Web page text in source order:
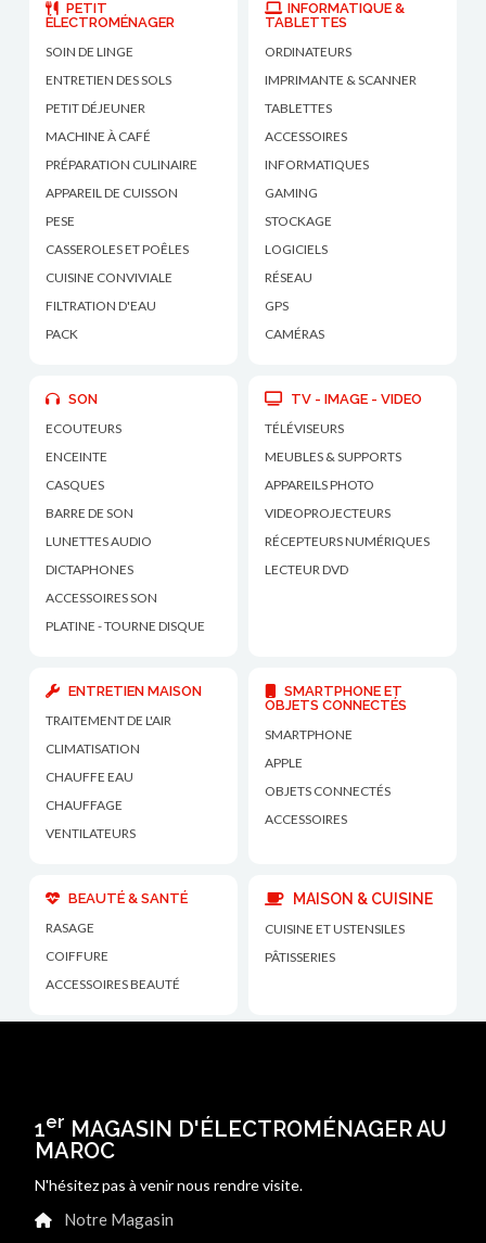
PETIT
ÉLECTROMÉNAGER
SOIN DE LINGE
ENTRETIEN DES SOLS
PETIT DÉJEUNER
MACHINE À CAFÉ
PRÉPARATION CULINAIRE
APPAREIL DE CUISSON
PESE
CASSEROLES ET POÊLES
CUISINE CONVIVIALE
FILTRATION D'EAU
PACK
INFORMATIQUE &
TABLETTES
ORDINATEURS
IMPRIMANTE & SCANNER
TABLETTES
ACCESSOIRES
INFORMATIQUES
GAMING
STOCKAGE
LOGICIELS
RÉSEAU
GPS
CAMÉRAS
SON
ECOUTEURS
ENCEINTE
CASQUES
BARRE DE SON
LUNETTES AUDIO
DICTAPHONES
ACCESSOIRES SON
PLATINE - TOURNE DISQUE
TV - IMAGE - VIDEO
TÉLÉVISEURS
MEUBLES & SUPPORTS
APPAREILS PHOTO
VIDEOPROJECTEURS
RÉCEPTEURS NUMÉRIQUES
LECTEUR DVD
ENTRETIEN MAISON
TRAITEMENT DE L'AIR
CLIMATISATION
CHAUFFE EAU
CHAUFFAGE
VENTILATEURS
SMARTPHONE ET
OBJETS CONNECTÉS
SMARTPHONE
APPLE
OBJETS CONNECTÉS
ACCESSOIRES
BEAUTÉ & SANTÉ
RASAGE
COIFFURE
ACCESSOIRES BEAUTÉ
MAISON & CUISINE
CUISINE ET USTENSILES
PÂTISSERIES
1er MAGASIN D'ÉLECTROMÉNAGER AU
MAROC
N'hésitez pas à venir nous rendre visite.
Notre Magasin